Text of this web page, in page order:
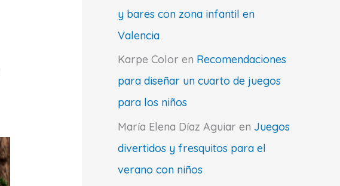
y bares con zona infantil en
Valencia
Karpe Color en Recomendaciones
para diseñar un cuarto de juegos
para los niños
María Elena Díaz Aguiar en Juegos
divertidos y fresquitos para el
verano con niños